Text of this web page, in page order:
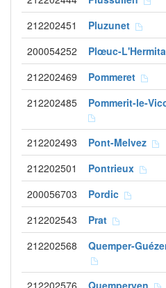
212202451 Pluzunet
200054252 Plœuc-
212202469 Pommeret
212202485 Pommerit-le-
212202493 Pont-Melvez
212202501 Pontrieux
200056703 Pordic
212202543 Prat
212202568 Quemper-
212202576 Quemperven